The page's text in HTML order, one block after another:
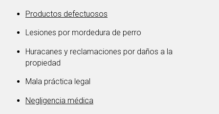
Productos defectuosos
Lesiones por mordedura de perro
Huracanes y reclamaciones por daños a la
propiedad
Mala práctica legal
Negligencia médica